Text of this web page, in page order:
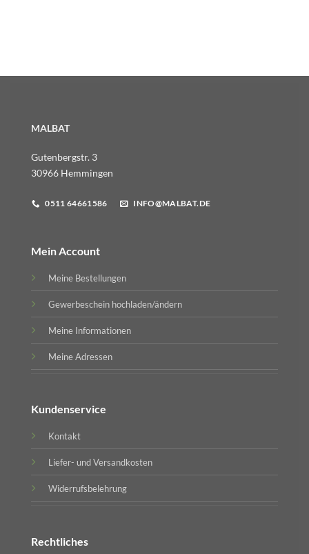
MALBAT
Gutenbergstr. 3
30966 Hemmingen
0511 64661586 INFO@MALBAT.DE
Mein Account
Meine Bestellungen
Gewerbeschein hochladen/ändern
Meine Informationen
Meine Adressen
Kundenservice
Kontakt
Liefer- und Versandkosten
Widerrufsbelehrung
Rechtliches